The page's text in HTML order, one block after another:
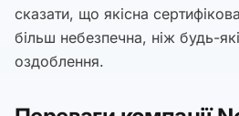
сказати, що якісна
більш небезпечна, ніж будь-
оздоблення.